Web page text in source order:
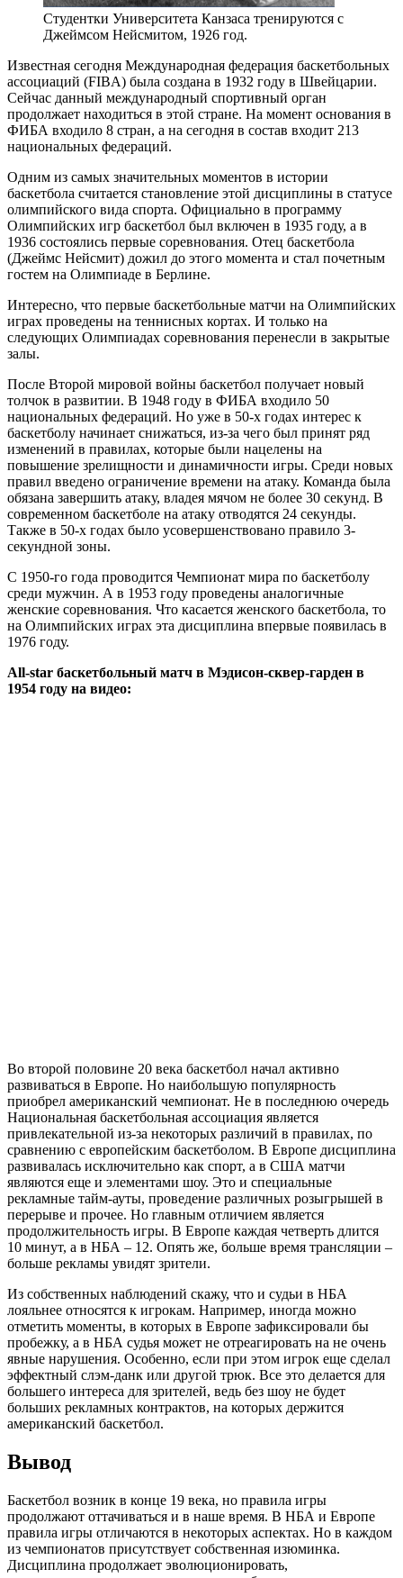
Студентки Университета Канзаса тренируются с
Джеймсом Нейсмитом, 1926 год.
Известная сегодня Международная федерация баскетбольных
ассоциаций (FIBA) была создана в 1932 году в Швейцарии.
Сейчас данный международный спортивный орган
продолжает находиться в этой стране. На момент основания в
ФИБА входило 8 стран, а на сегодня в состав входит 213
национальных федераций.
Одним из самых значительных моментов в истории
баскетбола считается становление этой дисциплины в статусе
олимпийского вида спорта. Официально в программу
Олимпийских игр баскетбол был включен в 1935 году, а в
1936 состоялись первые соревнования. Отец баскетбола
(Джеймс Нейсмит) дожил до этого момента и стал почетным
гостем на Олимпиаде в Берлине.
Интересно, что первые баскетбольные матчи на Олимпийских
играх проведены на теннисных кортах. И только на
следующих Олимпиадах соревнования перенесли в закрытые
залы.
После Второй мировой войны баскетбол получает новый
толчок в развитии. В 1948 году в ФИБА входило 50
национальных федераций. Но уже в 50-х годах интерес к
баскетболу начинает снижаться, из-за чего был принят ряд
изменений в правилах, которые были нацелены на
повышение зрелищности и динамичности игры. Среди новых
правил введено ограничение времени на атаку. Команда была
обязана завершить атаку, владея мячом не более 30 секунд. В
современном баскетболе на атаку отводятся 24 секунды.
Также в 50-х годах было усовершенствовано правило 3-
секундной зоны.
С 1950-го года проводится Чемпионат мира по баскетболу
среди мужчин. А в 1953 году проведены аналогичные
женские соревнования. Что касается женского баскетбола, то
на Олимпийских играх эта дисциплина впервые появилась в
1976 году.
All-star баскетбольный матч в Мэдисон-сквер-гарден в
1954 году на видео:
Во второй половине 20 века баскетбол начал активно
развиваться в Европе. Но наибольшую популярность
приобрел американский чемпионат. Не в последнюю очередь
Национальная баскетбольная ассоциация является
привлекательной из-за некоторых различий в правилах, по
сравнению с европейским баскетболом. В Европе дисциплина
развивалась исключительно как спорт, а в США матчи
являются еще и элементами шоу. Это и специальные
рекламные тайм-ауты, проведение различных розыгрышей в
перерыве и прочее. Но главным отличием является
продолжительность игры. В Европе каждая четверть длится
10 минут, а в НБА – 12. Опять же, больше время трансляции –
больше рекламы увидят зрители.
Из собственных наблюдений скажу, что и судьи в НБА
лояльнее относятся к игрокам. Например, иногда можно
отметить моменты, в которых в Европе зафиксировали бы
пробежку, а в НБА судья может не отреагировать на не очень
явные нарушения. Особенно, если при этом игрок еще сделал
эффектный слэм-данк или другой трюк. Все это делается для
большего интереса для зрителей, ведь без шоу не будет
больших рекламных контрактов, на которых держится
американский баскетбол.
Вывод
Баскетбол возник в конце 19 века, но правила игры
продолжают оттачиваться и в наше время. В НБА и Европе
правила игры отличаются в некоторых аспектах. Но в каждом
из чемпионатов присутствует собственная изюминка.
Дисциплина продолжает эволюционировать,